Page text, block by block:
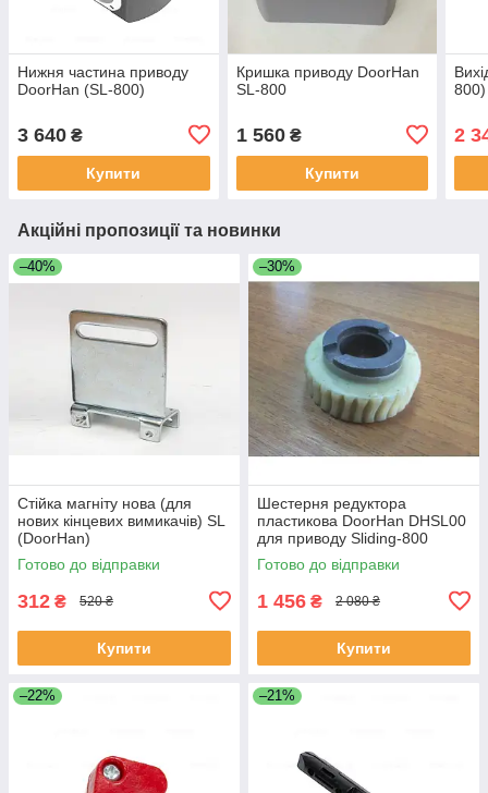
Нижня частина приводу
DoorHan (SL-800)
3 640 ₴
Купити
Кришка приводу DoorHan
SL-800
1 560₴
Купити
800)
2
Акційні пропозиції та новинки
–40%
Стійка магніту нова (для
нових кінцевих вимикачів) SL
(DoorHan)
Готово до відправки
312 ₴ 520 ₴
Купити
–30%
Шестерня редуктора
пластикова DoorHan DHSL00
для приводу Sliding-800
Готово до відправки
1 456 ₴ 2 080 ₴
Купити
–22% –21%